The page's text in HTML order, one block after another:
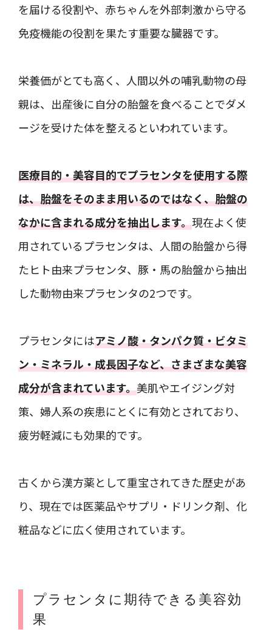
を届ける役割や、赤ちゃんを外部刺激から守る
免疫機能の役割を果たす重要な臓器です。
栄養価がとても高く、人間以外の哺乳動物の母
親は、出産後に自分の胎盤を食べることでダメ
ージを受けた体を整えるといわれています。
医療目的・美容目的でプラセンタを使用する際
は、胎盤をそのまま用いるのではなく、胎盤の
なかに含まれる成分を抽出します。現在よく使
用されているプラセンタは、人間の胎盤から得
たヒト由来プラセンタ、豚・馬の胎盤から抽出
した動物由来プラセンタの2つです。
プラセンタにはアミノ酸・タンパク質・ビタミ
ン・ミネラル・成長因子など、さまざまな美容
成分が含まれています。美肌やエイジング対
策、婦人系の疾患にとくに有効とされており、
疲労軽減にも効果的です。
古くから漢方薬として重宝されてきた歴史があ
り、現在では医薬品やサプリ・ドリンク剤、化
粧品などに広く使用されています。
プラセンタに期待できる美容効
果